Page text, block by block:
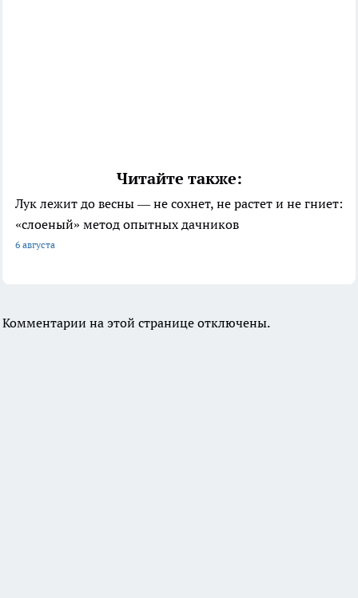
Читайте также:
Лук лежит до весны — не сохнет, не растет и не гниет:
«слоеный» метод опытных дачников
6 августа
Комментарии на этой странице отключены.